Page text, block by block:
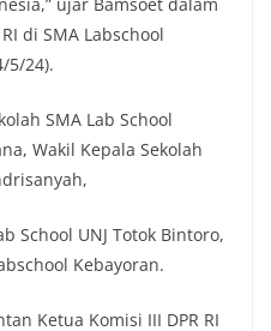
ujar Bamsoet dalam
di SMA Labschool
5/24).
SMA Lab School
Wakil Kepala Sekolah
School UNJ Totok Bintoro,
Kebayoran.
Ketua Komisi III DPR RI